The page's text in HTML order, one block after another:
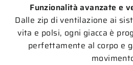
Funzionalità avanzate e
Dalle zip di ventilazione ai
vita e polsi, ogni giacca è
perfettamente al corpo e